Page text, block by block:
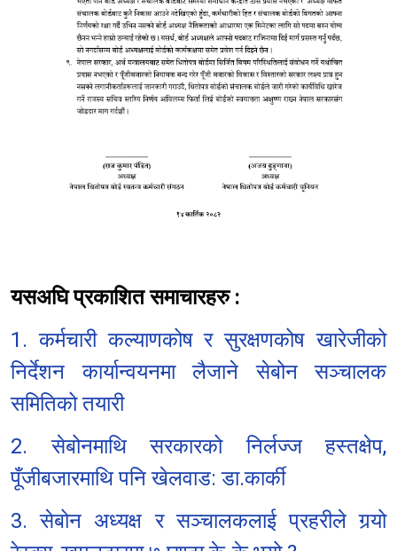
यसअघि प्रकाशित समाचारहरु :
1. कर्मचारी कल्याणकोष र सुरक्षणकोष खारेजीको
निर्देशन कार्यान्वयनमा लैजाने सेबोन सञ्चालक
समितिको तयारी
2. सेबोनमाथि सरकारको निर्लज्ज हस्तक्षेप,
पूँजीबजारमाथि पनि खेलवाड: डा.कार्की
3. सेबोन अध्यक्ष र सञ्चालकलाई प्रहरीले गर्‍यो